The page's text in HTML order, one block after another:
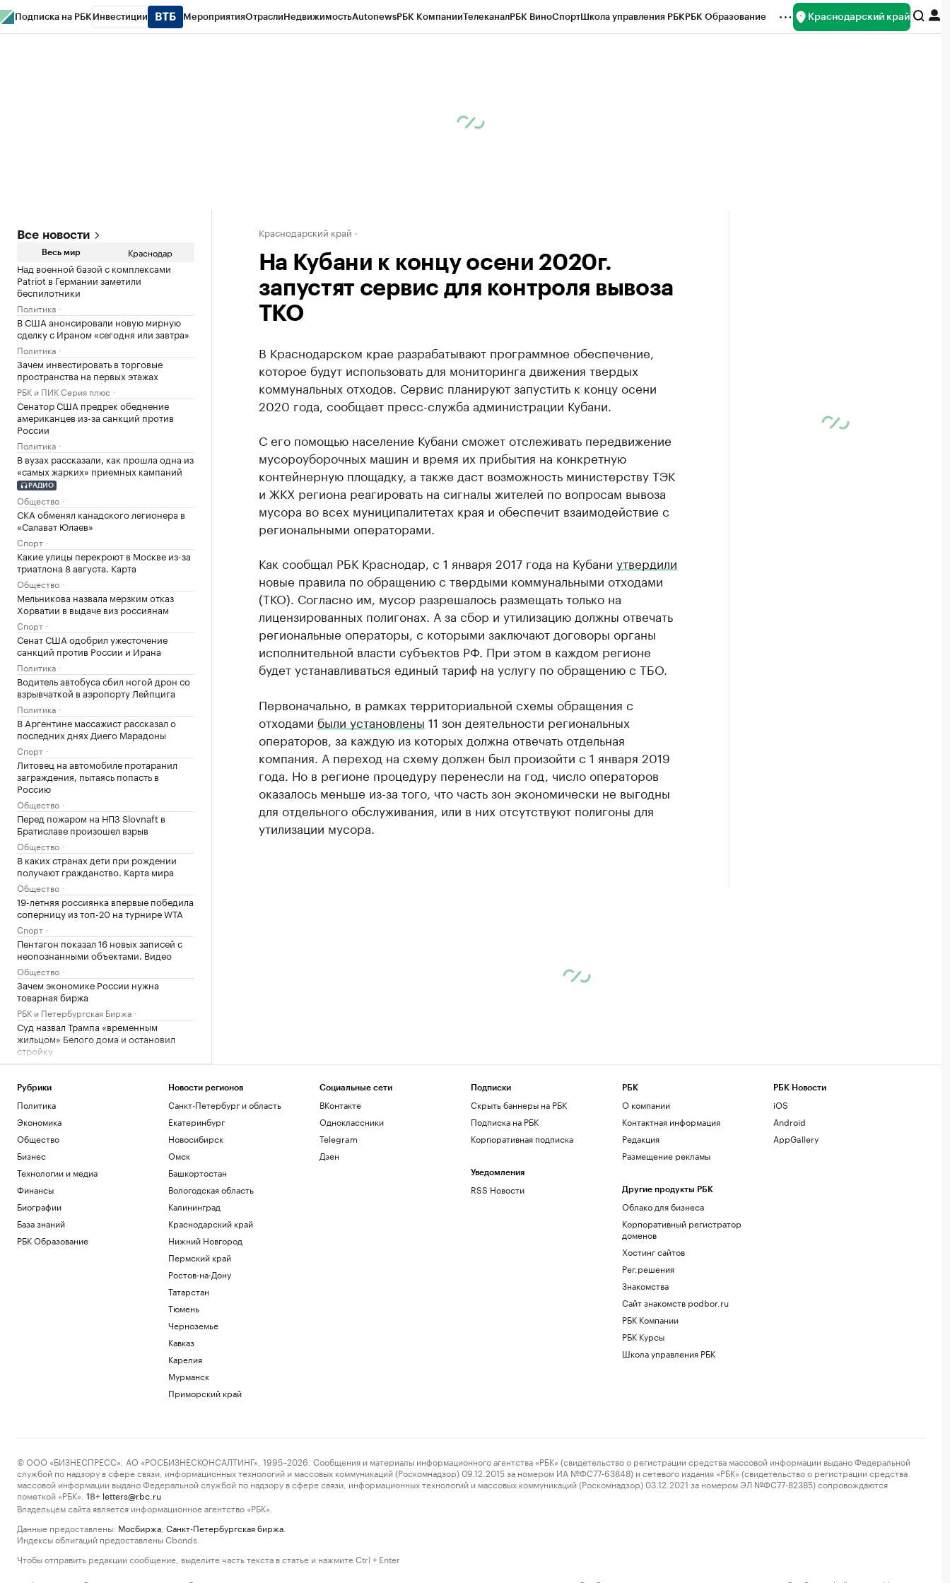
Подписка на РБК Инвестиции МероприятияОтраслиНедвижимостьAutonewsРБК КомпанииТелеканалРБК ВиноСпортШкола управления РБКРБК Образование Краснодарский край
Все новости
Весь мир Краснодар
Над военной базой с комплексами
Patriot в Германии заметили
беспилотники
Политика
В США анонсировали новую мирную
сделку с Ираном «сегодня или завтра»
Политика
Зачем инвестировать в торговые
пространства на первых этажах
РБК и ПИК Серия плюс
Сенатор США предрек обеднение
американцев из-за санкций против
России
Политика
В вузах рассказали, как прошла одна из
«самых жарких» приемных кампаний
РАДИО
Общество
СКА обменял канадского легионера в
«Салават Юлаев»
Спорт
Какие улицы перекроют в Москве из-за
триатлона 8 августа. Карта
Общество
Мельникова назвала мерзким отказ
Хорватии в выдаче виз россиянам
Спорт
Сенат США одобрил ужесточение
санкций против России и Ирана
Политика
Водитель автобуса сбил ногой дрон со
взрывчаткой в аэропорту Лейпцига
Политика
В Аргентине массажист рассказал о
последних днях Диего Марадоны
Спорт
Литовец на автомобиле протаранил
заграждения, пытаясь попасть в
Россию
Общество
Перед пожаром на НПЗ Slovnaft в
Братиславе произошел взрыв
Общество
В каких странах дети при рождении
получают гражданство. Карта мира
Общество
19-летняя россиянка впервые победила
соперницу из топ-20 на турнире WTA
Спорт
Пентагон показал 16 новых записей с
неопознанными объектами. Видео
Общество
Зачем экономике России нужна
товарная биржа
РБК и Петербургская Биржа
Суд назвал Трампа «временным
жильцом» Белого дома и остановил
стройку
Политика
президентства прибыл в Сербию
Политика
Как перейти «порог недоверия»:
Слащева и Wylsacom — о новых
технологиях
Технологии и медиа
Краснодарский край
На Кубани к концу осени 2020г.
запустят сервис для контроля вывоза
ТКО
В Краснодарском крае разрабатывают программное обеспечение,
которое будут использовать для мониторинга движения твердых
коммунальных отходов. Сервис планируют запустить к концу осени
2020 года, сообщает пресс-служба администрации Кубани.
С его помощью население Кубани сможет отслеживать передвижение
мусороуборочных машин и время их прибытия на конкретную
контейнерную площадку, а также даст возможность министерству ТЭК
и ЖКХ региона реагировать на сигналы жителей по вопросам вывоза
мусора во всех муниципалитетах края и обеспечит взаимодействие с
региональными операторами.
Как сообщал РБК Краснодар, с 1 января 2017 года на Кубани утвердили
новые правила по обращению с твердыми коммунальными отходами
(ТКО). Согласно им, мусор разрешалось размещать только на
лицензированных полигонах. А за сбор и утилизацию должны отвечать
региональные операторы, с которыми заключают договоры органы
исполнительной власти субъектов РФ. При этом в каждом регионе
будет устанавливаться единый тариф на услугу по обращению с ТБО.
Первоначально, в рамках территориальной схемы обращения с
отходами были установлены 11 зон деятельности региональных
операторов, за каждую из которых должна отвечать отдельная
компания. А переход на схему должен был произойти с 1 января 2019
года. Но в регионе процедуру перенесли на год, число операторов
оказалось меньше из-за того, что часть зон экономически не выгодны
для отдельного обслуживания, или в них отсутствуют полигоны для
утилизации мусора.
Рубрики
Политика
Экономика
Общество
Бизнес
Технологии и медиа
Финансы
Биографии
База знаний
РБК Образование
Новости регионов
Санкт-Петербург и область
Екатеринбург
Новосибирск
Омск
Башкортостан
Вологодская область
Калининград
Краснодарский край
Нижний Новгород
Пермский край
Ростов-на-Дону
Татарстан
Тюмень
Черноземье
Кавказ
Карелия
Мурманск
Приморский край
Социальные сети
ВКонтакте
Одноклассники
Telegram
Дзен
Подписки
Скрыть баннеры на РБК
Подписка на РБК
Корпоративная подписка
Уведомления
RSS Новости
РБК
О компании
Контактная информация
Редакция
Размещение рекламы
Другие продукты РБК
Облако для бизнеса
Корпоративный регистратор
доменов
Хостинг сайтов
Рег.решения
Знакомства
Сайт знакомств podbor.ru
РБК Компании
РБК Курсы
Школа управления РБК
РБК Новости
iOS
Android
AppGallery
© ООО «БИЗНЕСПРЕСС», АО «РОСБИЗНЕСКОНСАЛТИНГ», 1995–2026. Сообщения и материалы информационного агентства «РБК» (свидетельство о регистрации средства массовой информации выдано Федеральной
службой по надзору в сфере связи, информационных технологий и массовых коммуникаций (Роскомнадзор) 09.12.2015 за номером ИА №ФС77-63848) и сетевого издания «РБК» (свидетельство о регистрации средства
массовой информации выдано Федеральной службой по надзору в сфере связи, информационных технологий и массовых коммуникаций (Роскомнадзор) 03.12.2021 за номером ЭЛ №ФС77-82385) сопровождаются
пометкой «РБК».
18+ letters@rbc.ru
Владельцем сайта является информационное агентство «РБК».
Данные предоставлены: Мосбиржа Санкт-Петербургская биржа
Индексы облигаций предоставлены Cbonds.
Чтобы отправить редакции сообщение, выделите часть текста в статье и нажмите Ctrl + Enter